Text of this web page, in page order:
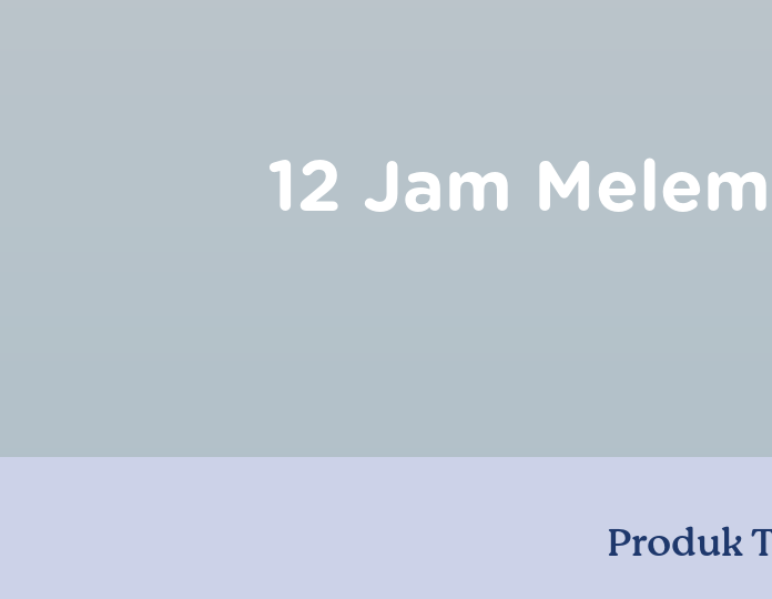
12 Jam
Produk